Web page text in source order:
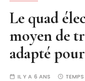
Le quad
moyen de
adapté
IL Y A 6 ANS